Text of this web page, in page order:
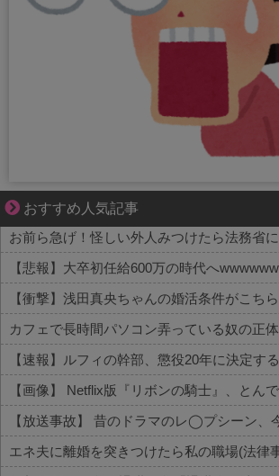
おすすめ人気記事
【マンガ】ぜんぶ私が中心
カフェで長時間パソコン弄っている奴の正体